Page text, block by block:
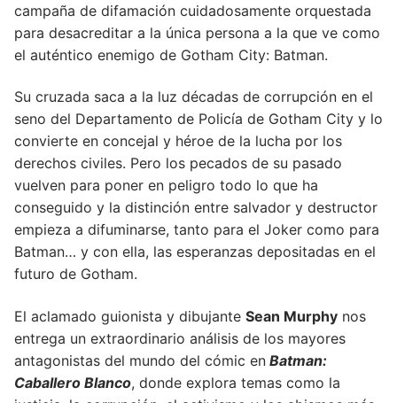
campaña de difamación cuidadosamente orquestada
para desacreditar a la única persona a la que ve como
el auténtico enemigo de Gotham City: Batman.
Su cruzada saca a la luz décadas de corrupción en el
seno del Departamento de Policía de Gotham City y lo
convierte en concejal y héroe de la lucha por los
derechos civiles. Pero los pecados de su pasado
vuelven para poner en peligro todo lo que ha
conseguido y la distinción entre salvador y destructor
empieza a difuminarse, tanto para el Joker como para
Batman… y con ella, las esperanzas depositadas en el
futuro de Gotham.
El aclamado guionista y dibujante Sean Murphy nos
entrega un extraordinario análisis de los mayores
antagonistas del mundo del cómic en Batman:
Caballero Blanco, donde explora temas como la